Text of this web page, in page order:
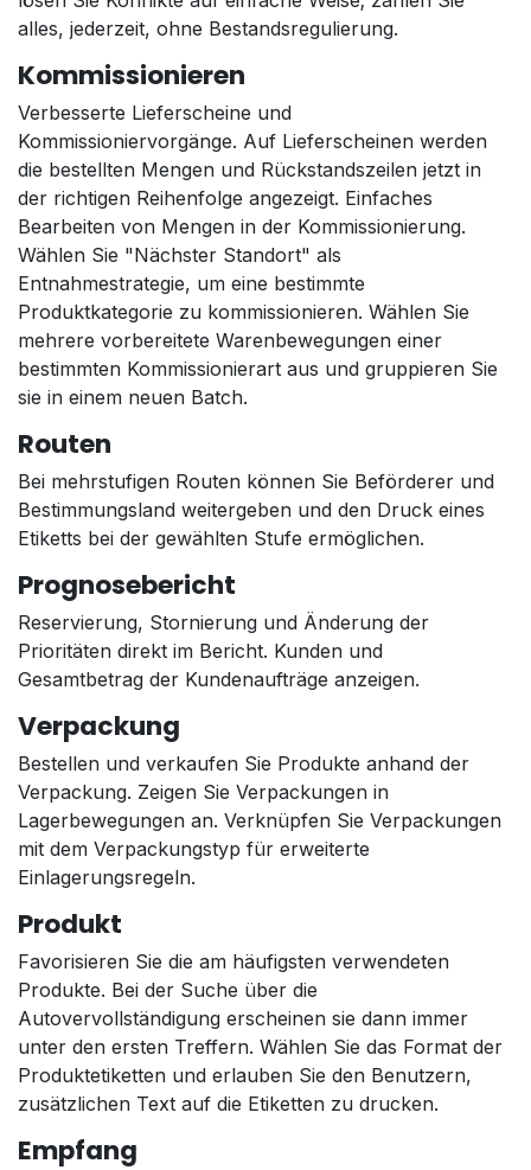
alles, jederzeit, ohne Bestandsregulierung.
Kommissionieren
Verbesserte Lieferscheine und
Kommissioniervorgänge. Auf Lieferscheinen werden
die bestellten Mengen und Rückstandszeilen jetzt in
der richtigen Reihenfolge angezeigt. Einfaches
Bearbeiten von Mengen in der Kommissionierung.
Wählen Sie "Nächster Standort" als
Entnahmestrategie, um eine bestimmte
Produktkategorie zu kommissionieren. Wählen Sie
mehrere vorbereitete Warenbewegungen einer
bestimmten Kommissionierart aus und gruppieren Sie
sie in einem neuen Batch.
Routen
Bei mehrstufigen Routen können Sie Beförderer und
Bestimmungsland weitergeben und den Druck eines
Etiketts bei der gewählten Stufe ermöglichen.
Prognosebericht
Reservierung, Stornierung und Änderung der
Prioritäten direkt im Bericht. Kunden und
Gesamtbetrag der Kundenaufträge anzeigen.
Verpackung
Bestellen und verkaufen Sie Produkte anhand der
Verpackung. Zeigen Sie Verpackungen in
Lagerbewegungen an. Verknüpfen Sie Verpackungen
mit dem Verpackungstyp für erweiterte
Einlagerungsregeln.
Produkt
Favorisieren Sie die am häufigsten verwendeten
Produkte. Bei der Suche über die
Autovervollständigung erscheinen sie dann immer
unter den ersten Treffern. Wählen Sie das Format der
Produktetiketten und erlauben Sie den Benutzern,
zusätzlichen Text auf die Etiketten zu drucken.
Empfang